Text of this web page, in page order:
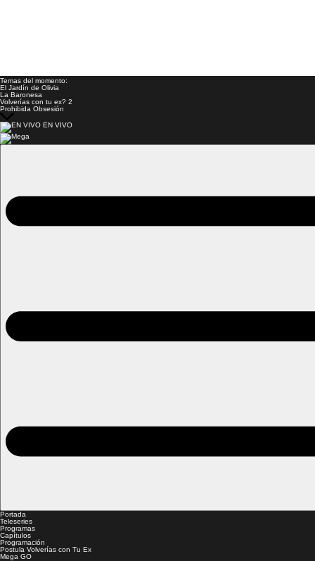
Temas del momento:
El Jardín de Olivia
La Baronesa
Volverías con tu ex? 2
Prohibida Obsesión
EN VIVO
Portada
Teleseries
Programas
Capítulos
Programación
Postula Volverías con Tu Ex
Mega GO